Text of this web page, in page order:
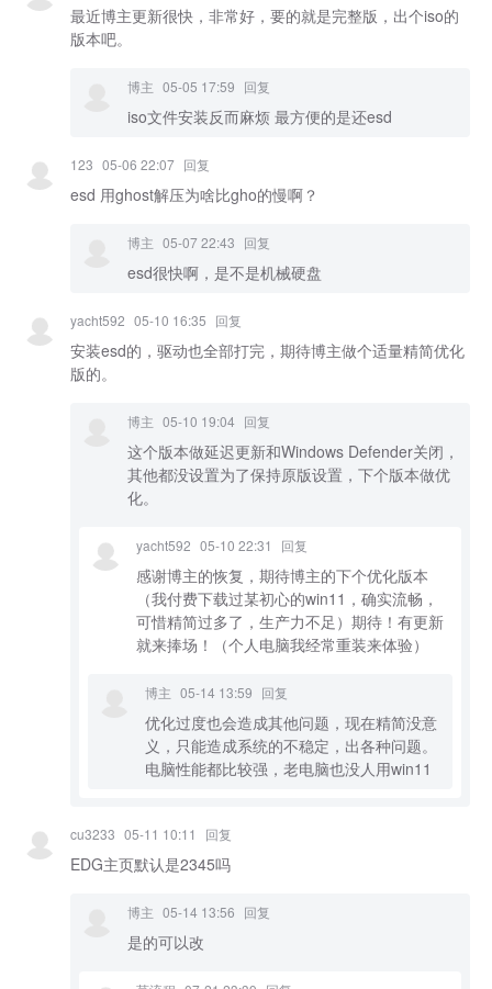
最近博主更新很快，非常好，要的就是完整版，出个iso的
版本吧。
博主 05-05 17:59 回复
iso文件安装反而麻烦 最方便的是还esd
123 05-06 22:07 回复
esd 用ghost解压为啥比gho的慢啊？
博主 05-07 22:43 回复
esd很快啊，是不是机械硬盘
yacht592 05-10 16:35 回复
安装esd的，驱动也全部打完，期待博主做个适量精简优化
版的。
博主 05-10 19:04 回复
这个版本做延迟更新和Windows Defender关闭，
其他都没设置为了保持原版设置，下个版本做优
化。
yacht592 05-10 22:31 回复
感谢博主的恢复，期待博主的下个优化版本
（我付费下载过某初心的win11，确实流畅，
可惜精简过多了，生产力不足）期待！有更新
就来捧场！（个人电脑我经常重装来体验）
博主 05-14 13:59 回复
优化过度也会造成其他问题，现在精简没意
义，只能造成系统的不稳定，出各种问题。
电脑性能都比较强，老电脑也没人用win11
cu3233 05-11 10:11 回复
EDG主页默认是2345吗
博主 05-14 13:56 回复
是的可以改